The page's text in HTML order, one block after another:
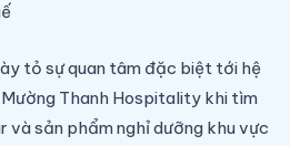
tỏ sự quan tâm đặc biệt tới hệ
Thanh Hospitality khi tìm
và sản phẩm nghỉ dưỡng khu vực